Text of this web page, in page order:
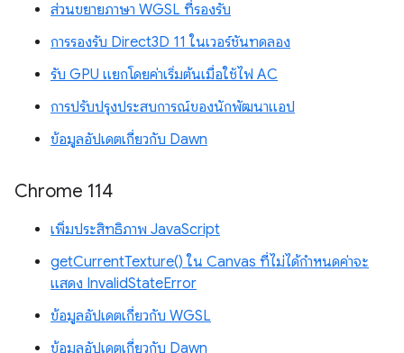
ส่วนขยายภาษา WGSL ที่รองรับ
การรองรับ Direct3D 11 ในเวอร์ชันทดลอง
รับ GPU แยกโดยค่าเริ่มต้นเมื่อใช้ไฟ AC
การปรับปรุงประสบการณ์ของนักพัฒนาแอป
ข้อมูลอัปเดตเกี่ยวกับ Dawn
Chrome 114
เพิ่มประสิทธิภาพ JavaScript
getCurrentTexture() ใน Canvas ที่ไม่ได้กำหนดค่าจะ
แสดง InvalidStateError
ข้อมูลอัปเดตเกี่ยวกับ WGSL
ข้อมูลอัปเดตเกี่ยวกับ Dawn